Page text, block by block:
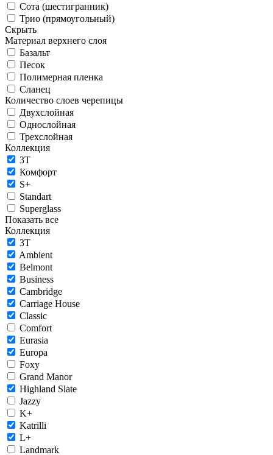
Сота (шестигранник)
Трио (прямоугольный)
Скрыть
Материал верхнего слоя
Базальт
Песок
Полимерная пленка
Сланец
Количество слоев черепицы
Двухслойная
Однослойная
Трехслойная
Коллекция
3T
Комфорт
S+
Standart
Superglass
Показать все
Коллекция
3T
Ambient
Belmont
Business
Cambridge
Carriage House
Classic
Comfort
Eurasia
Europa
Foxy
Grand Manor
Highland Slate
Jazzy
K+
Katrilli
L+
Landmark